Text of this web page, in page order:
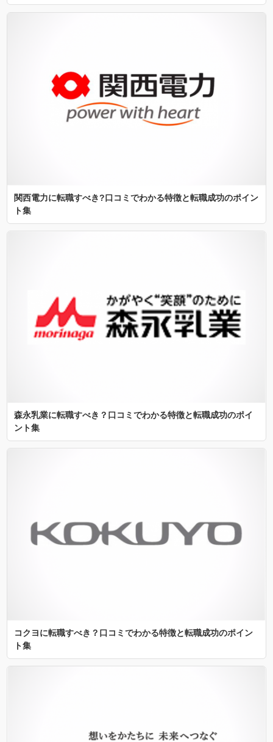
関西電力に転職すべき?口コミでわかる特徴と転職成功のポイン
ト集
森永乳業に転職すべき？口コミでわかる特徴と転職成功のポイ
ント集
コクヨに転職すべき？口コミでわかる特徴と転職成功のポイン
ト集